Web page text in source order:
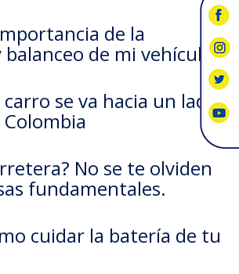
de la
de mi vehículo?
se va hacia un lado?
No se te olviden
fundamentales.
cuidar la batería de tu